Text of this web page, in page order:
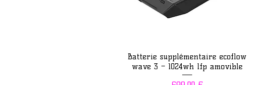
Aperçu rapide
Batterie supplémentaire ecoflow
wave 3 – 1024wh lfp amovible